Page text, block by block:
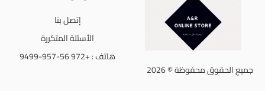
جميع الحقوق محفوظة © 2026
إتصل بنا
الأسئلة المتكررة
هاتف : +972 56-957-9499